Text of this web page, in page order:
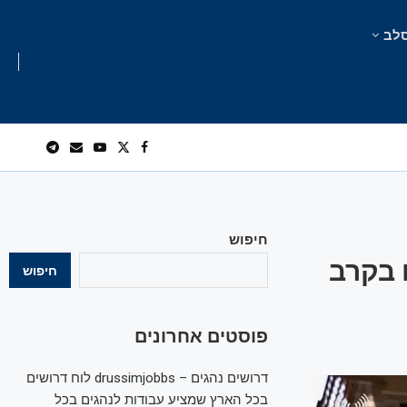
בקרב
חיפוש
חיפוש
פוסטים אחרונים
דרושים נהגים – drussimjobbs לוח דרושים
בכל הארץ שמציע עבודות לנהגים בכל